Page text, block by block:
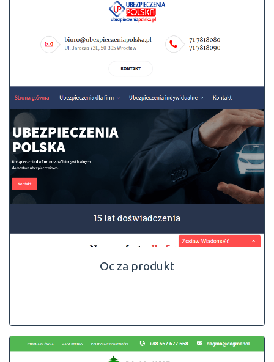
Oc za produkt